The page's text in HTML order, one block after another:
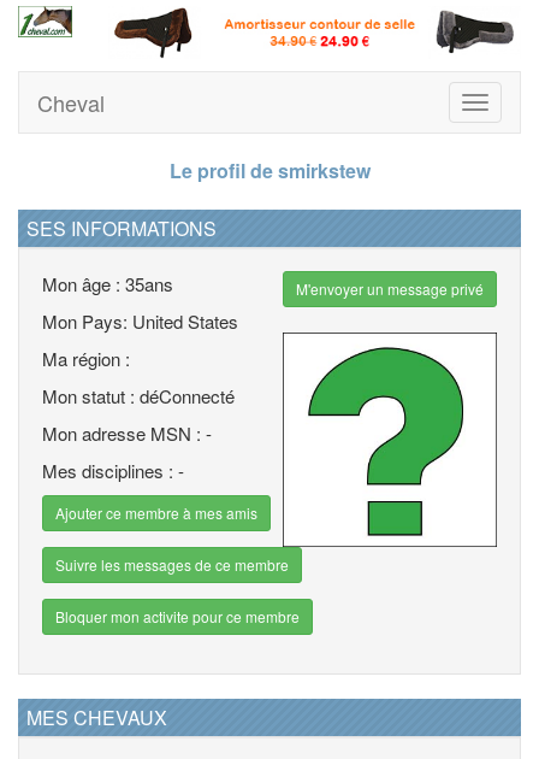
Toggle
Cheval
Le profil de smirkstew
SES INFORMATIONS
Mon âge : 35ans
Mon Pays: United States
Ma région :
Mon statut : déConnecté
Mon adresse MSN : -
Mes disciplines : -
Ajouter ce membre à mes amis
Suivre les messages de ce membre
Bloquer mon activite pour ce membre
M'envoyer un message privé
MES CHEVAUX